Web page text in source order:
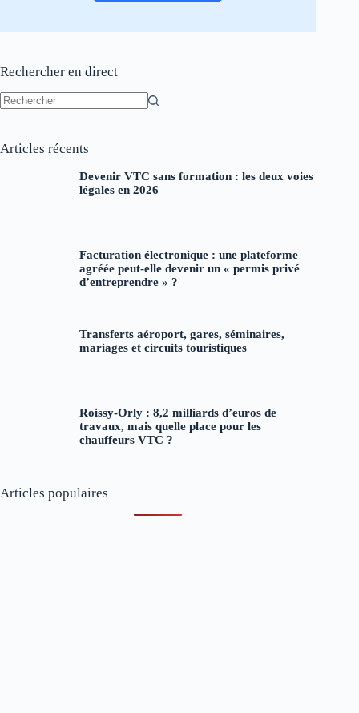
Rechercher en direct
Articles récents
Devenir VTC sans formation : les deux voies
légales en 2026
Facturation électronique : une plateforme
agréée peut-elle devenir un « permis privé
d’entreprendre » ?
Transferts aéroport, gares, séminaires,
mariages et circuits touristiques
Roissy-Orly : 8,2 milliards d’euros de
travaux, mais quelle place pour les
chauffeurs VTC ?
Articles populaires